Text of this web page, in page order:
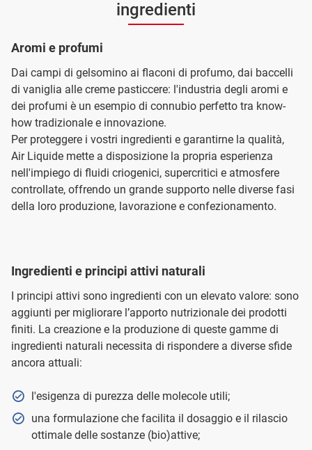
ingredienti
Aromi e profumi
Dai campi di gelsomino ai flaconi di profumo, dai baccelli
di vaniglia alle creme pasticcere: l'industria degli aromi e
dei profumi è un esempio di connubio perfetto tra know-
how tradizionale e innovazione.
Per proteggere i vostri ingredienti e garantirne la qualità,
Air Liquide mette a disposizione la propria esperienza
nell'impiego di fluidi criogenici, supercritici e atmosfere
controllate, offrendo un grande supporto nelle diverse fasi
della loro produzione, lavorazione e confezionamento.
Ingredienti e principi attivi naturali
I principi attivi sono ingredienti con un elevato valore: sono
aggiunti per migliorare l’apporto nutrizionale dei prodotti
finiti. La creazione e la produzione di queste gamme di
ingredienti naturali necessita di rispondere a diverse sfide
ancora attuali:
l'esigenza di purezza delle molecole utili;
una formulazione che facilita il dosaggio e il rilascio
ottimale delle sostanze (bio)attive;